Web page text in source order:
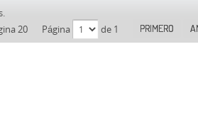
20
Página de 1 PRIMERO